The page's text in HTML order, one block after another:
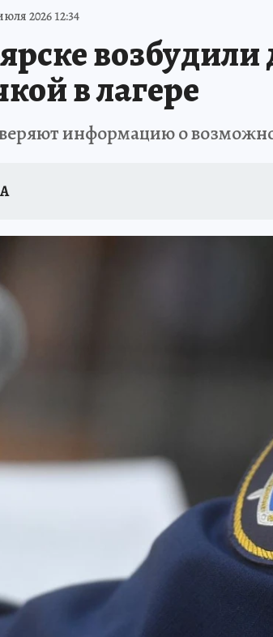
ЗАПОВЕДНАЯ РОССИЯ
2026 12:34
в лагере
информацию о